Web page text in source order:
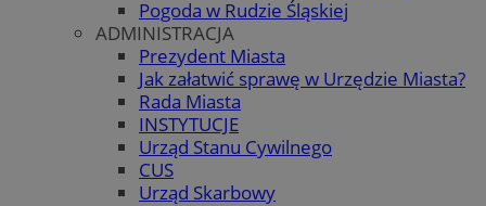
Pogoda w Rudzie Śląskiej
ADMINISTRACJA
Prezydent Miasta
Jak załatwić sprawę w Urzędzie Miasta?
Rada Miasta
INSTYTUCJE
Urząd Stanu Cywilnego
CUS
Urząd Skarbowy